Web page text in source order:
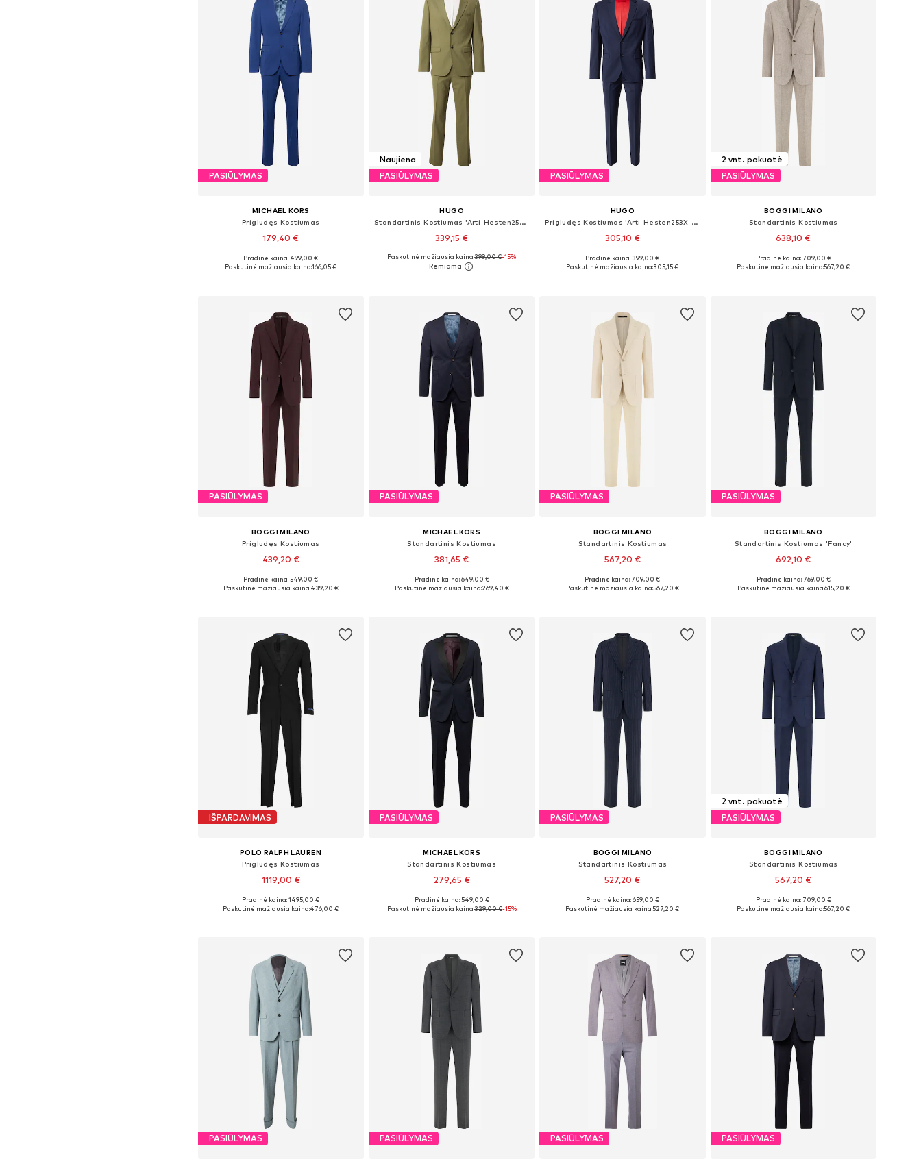
PASIŪLYMAS
MICHAEL KORS
Prigludęs Kostiumas
179,40 €
Galimi dydžiai: 48, 48, 52
Pradinė kaina: 499,00 €
Paskutinė mažiausia kaina:166,05 €
Naujiena
PASIŪLYMAS
HUGO
Standartinis Kostiumas 'Arti-Hesten253X'
339,15 €
Yra daugybė dydžių
Paskutinė mažiausia kaina:399,00 €-15%
PASIŪLYMAS
HUGO
Prigludęs Kostiumas 'Arti-Hesten253X-MH'
305,10 €
Galimi dydžiai: 46, 48, 50, 52, 54, 56
Pradinė kaina: 399,00 €
Paskutinė mažiausia kaina:305,15 €
2 vnt. pakuotė
PASIŪLYMAS
BOGGI MILANO
Standartinis Kostiumas
638,10 €
Galimi dydžiai: 52
Pradinė kaina: 709,00 €
Paskutinė mažiausia kaina:567,20 €
PASIŪLYMAS
BOGGI MILANO
Prigludęs Kostiumas
439,20 €
Galimi dydžiai: 46, 50
Pradinė kaina: 549,00 €
Paskutinė mažiausia kaina:439,20 €
PASIŪLYMAS
MICHAEL KORS
Standartinis Kostiumas
381,65 €
Galimi dydžiai: 48, 54
Pradinė kaina: 649,00 €
Paskutinė mažiausia kaina:269,40 €
PASIŪLYMAS
BOGGI MILANO
Standartinis Kostiumas
567,20 €
Galimi dydžiai: 48
Pradinė kaina: 709,00 €
Paskutinė mažiausia kaina:567,20 €
PASIŪLYMAS
BOGGI MILANO
Standartinis Kostiumas 'Fancy'
692,10 €
Galimi dydžiai: 46, 52
Pradinė kaina: 769,00 €
Paskutinė mažiausia kaina:615,20 €
IŠPARDAVIMAS
POLO RALPH LAUREN
Prigludęs Kostiumas
1119,00 €
Galimi dydžiai: 60-62 x įprastas ilgis
Pradinė kaina: 1495,00 €
Paskutinė mažiausia kaina:476,00 €
PASIŪLYMAS
MICHAEL KORS
Standartinis Kostiumas
279,65 €
Galimi dydžiai: 46
Pradinė kaina: 549,00 €
Paskutinė mažiausia kaina:329,00 €-15%
PASIŪLYMAS
BOGGI MILANO
Standartinis Kostiumas
527,20 €
Galimi dydžiai: 52
Pradinė kaina: 659,00 €
Paskutinė mažiausia kaina:527,20 €
2 vnt. pakuotė
PASIŪLYMAS
BOGGI MILANO
Standartinis Kostiumas
567,20 €
Galimi dydžiai: 46, 54
Pradinė kaina: 709,00 €
Paskutinė mažiausia kaina:567,20 €
PASIŪLYMAS PASIŪLYMAS PASIŪLYMAS PASIŪLYMAS